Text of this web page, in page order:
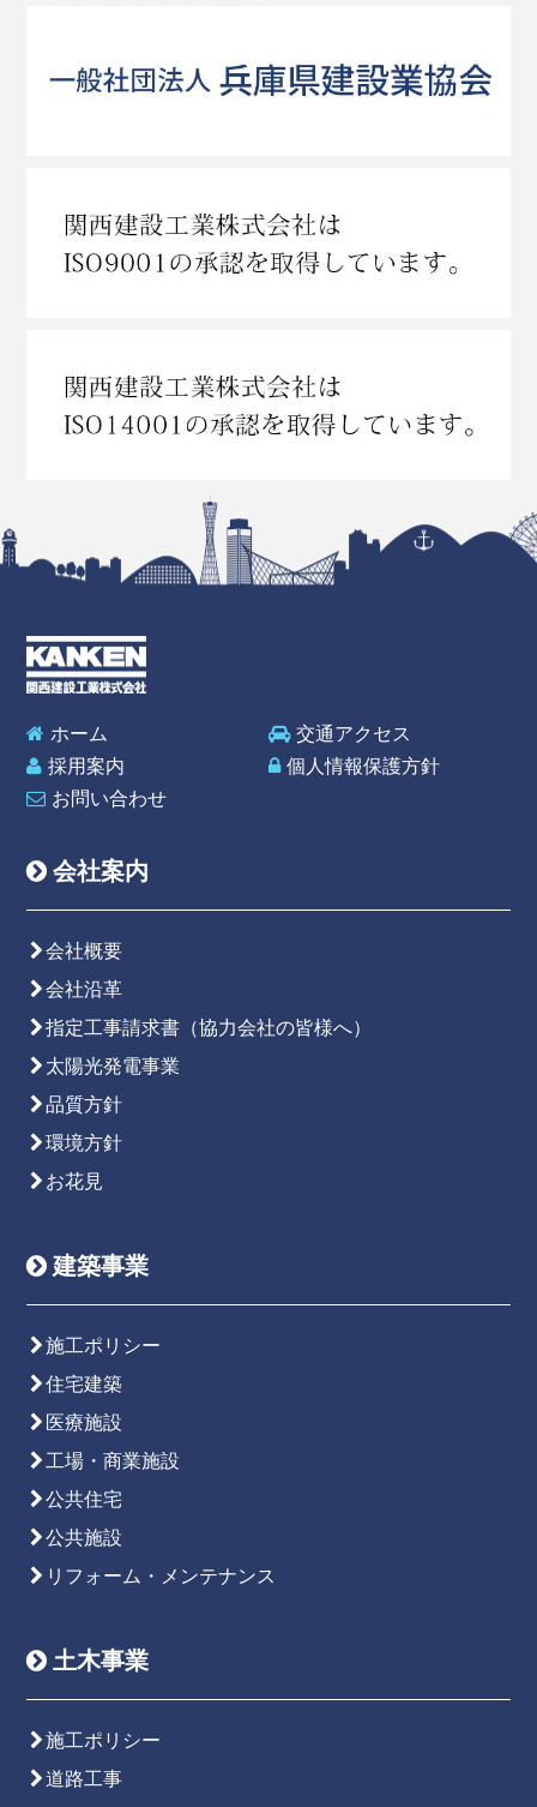
ホーム
交通アクセス
採用案内
個人情報保護方針
お問い合わせ
会社案内
会社概要
会社沿革
指定工事請求書（協力会社の皆様へ）
太陽光発電事業
品質方針
環境方針
お花見
建築事業
施工ポリシー
住宅建築
医療施設
工場・商業施設
公共住宅
公共施設
リフォーム・メンテナンス
土木事業
施工ポリシー
道路工事